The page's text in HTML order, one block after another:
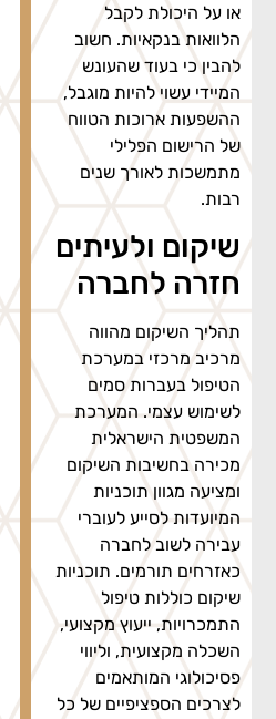
או על היכולת לקבל
הלוואות בנקאיות. חשוב
להבין כי בעוד שהעונש
המיידי עשוי להיות מוגבל,
ההשפעות ארוכות הטווח
של הרישום הפלילי
מתמשכות לאורך שנים
שיקום ולעיתים
חזרה לחברה
תהליך השיקום מהווה
מרכיב מרכזי במערכת
הטיפול בעברות סמים
לשימוש עצמי. המערכת
המשפטית הישראלית
מכירה בחשיבות השיקום
ומציעה מגוון תוכניות
המיועדות לסייע לעוברי
עבירה לשוב לחברה
כאזרחים תורמים. תוכניות
שיקום כוללות טיפול
התמכרויות, ייעוץ מקצועי,
השכלה מקצועית, וליווי
פסיכולוגי המותאמים
לצרכים הספציפיים של כל